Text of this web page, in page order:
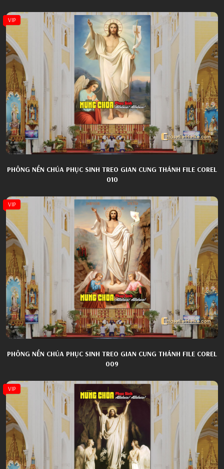
VIP
PHÔNG NỀN CHÚA PHỤC SINH TREO GIAN CUNG THÁNH FILE COREL
010
VIP
PHÔNG NỀN CHÚA PHỤC SINH TREO GIAN CUNG THÁNH FILE COREL
009
VIP